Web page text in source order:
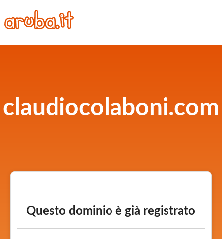
claudiocolaboni.com
Questo dominio è già registrato